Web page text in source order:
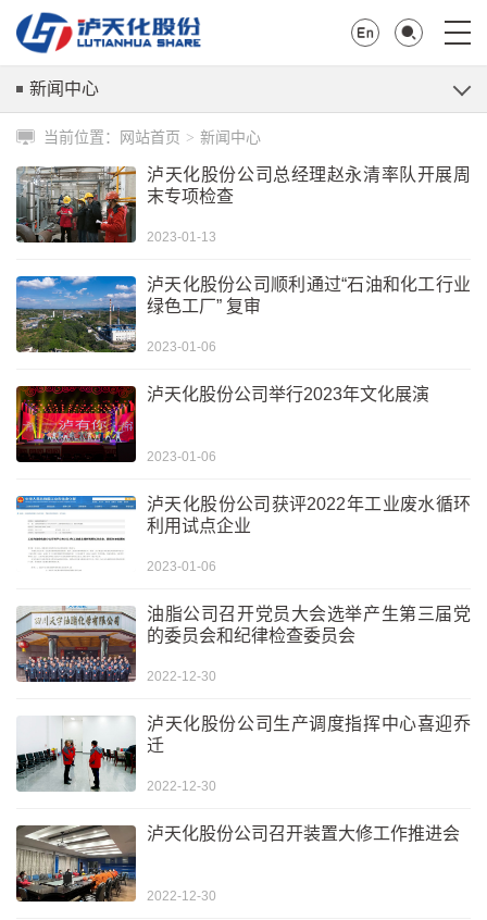
新闻中心
当前位置： 网站首页 > 新闻中心
泸天化股份公司总经理赵永清率队开展周
末专项检查
2023-01-13
泸天化股份公司顺利通过“石油和化工行业
绿色工厂” 复审
2023-01-06
泸天化股份公司举行2023年文化展演
2023-01-06
泸天化股份公司获评2022年工业废水循环
利用试点企业
2023-01-06
油脂公司召开党员大会选举产生第三届党
的委员会和纪律检查委员会
2022-12-30
泸天化股份公司生产调度指挥中心喜迎乔
迁
2022-12-30
泸天化股份公司召开装置大修工作推进会
2022-12-30